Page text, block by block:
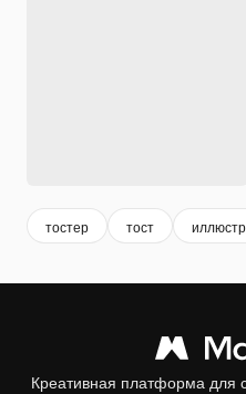
тостер тост
Креативная платформа для